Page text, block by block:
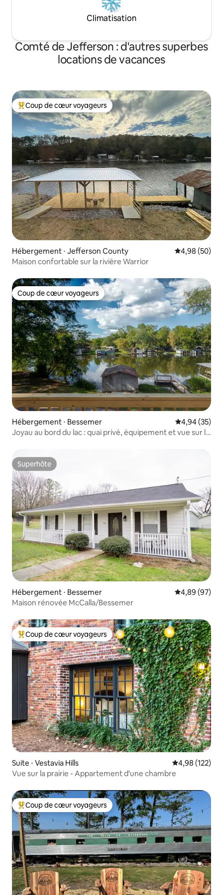
Climatisation
Comté de Jefferson : d'autres superbes
locations de vacances
Coups de cœur voyageurs les plus appréciés
Coup de cœur voyageurs
Hébergement ⋅ Jefferson County Évaluation
4,98 (50)
Maison confortable sur la rivière Warrior
Coup de cœur voyageurs
Coup de cœur voyageurs
Hébergement ⋅ Bessemer Évaluation
4,94 (35)
Joyau au bord du lac : quai privé, équipement et vue sur la
Superhôte
Superhôte
Hébergement ⋅ Bessemer Évaluation
4,89 (97)
Maison rénovée McCalla/Bessemer
Coups de cœur voyageurs les plus appréciés
Coup de cœur voyageurs
Suite ⋅ Vestavia Hills Évaluation
4,98 (122)
Vue sur la prairie - Appartement d'une chambre
Coups de cœur voyageurs les plus appréciés
Coup de cœur voyageurs